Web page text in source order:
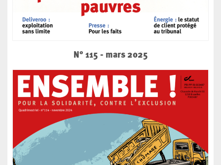
N° 115 - mars 2025